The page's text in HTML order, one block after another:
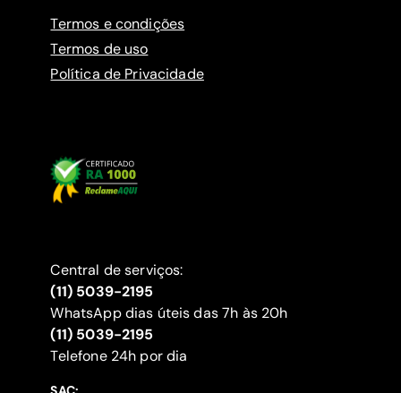
Termos e condições
Termos de uso
Política de Privacidade
Central de serviços:
(11) 5039-2195
WhatsApp dias úteis das 7h às 20h
(11) 5039-2195
‍Telefone 24h por dia